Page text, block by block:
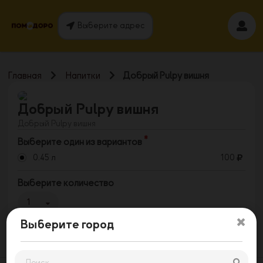
Выберите адрес
Главная Напитки Добрый Pulpy вишня
Добрый Pulpy вишня
Выберите один из вариантов
0.45 л 100
Выберите количество
1
Выберите город